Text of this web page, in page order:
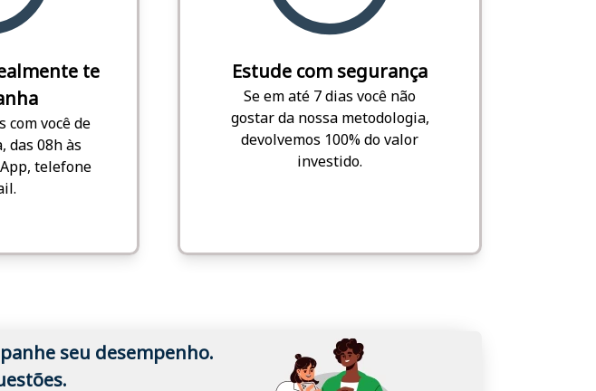
te
com você de
das 08h às
telefone
Estude com segurança
Se em até 7 dias você não
gostar da nossa metodologia,
devolvemos 100% do valor
investido.
seu desempenho.